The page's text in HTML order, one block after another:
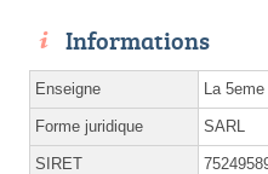
Informations
Enseigne La
Forme juridique SARL
SIRET